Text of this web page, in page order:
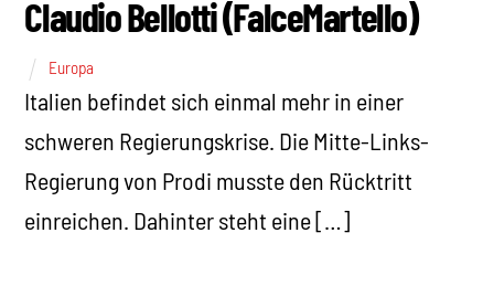
Claudio Bellotti (FalceMartello)
Europa
Italien befindet sich einmal mehr in einer
schweren Regierungskrise. Die Mitte-Links-
Regierung von Prodi musste den Rücktritt
einreichen. Dahinter steht eine […]